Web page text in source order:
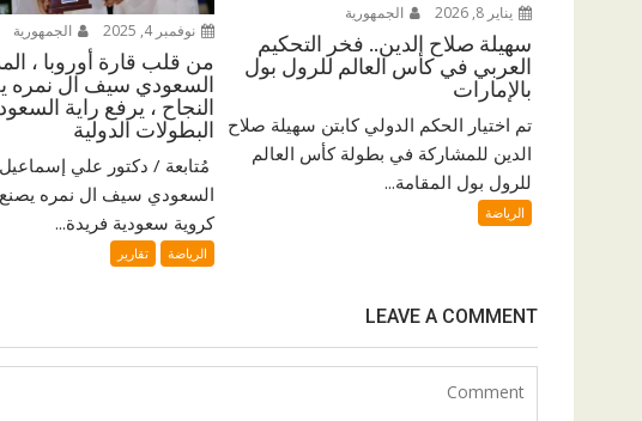
يناير 8, 2026 الجمهورية
سهيلة صلاح الدين.. فخر التحكيم
العربي في كأس العالم للرول بول
بالإمارات
تم اختيار الحكم الدولي كابتن سهيلة صلاح
الدين للمشاركة في بطولة كأس العالم
للرول بول المقامة...
الرياضة
نوفمبر 4, 2025 الجمهورية
من قلب قارة أوروبا ،
السعودي سيف ال نمره
النجاح ، يرفع راية
البطولات الدولية
السعودي سيف ال نمره يصنع
كروية سعودية فريدة...
الرياضة تقارير
LEAVE A COMMENT